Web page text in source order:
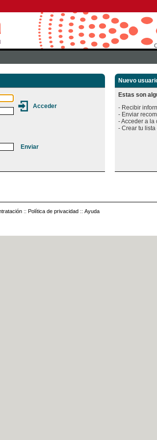
Nuevo
Estas son
- Recibir
- Enviar
- Acceder a
:: Política de privacidad :: Ayuda